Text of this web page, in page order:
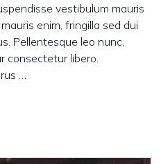
vestibulum mauris
enim, fringilla sed dui
Pellentesque leo nunc,
consectetur libero.
…